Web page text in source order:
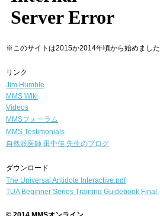
※このサイトは2015か2014年頃から始めました
リンク
Jim Humble
MMS Wiki
Videos
MMSフォーラム
MMS Testimonials
自然派医師 田中佳 先生のブログ
ダウンロード
The Universal Antidote Interactive.pdf
TUA Beginner Series Training Guidebook Final.